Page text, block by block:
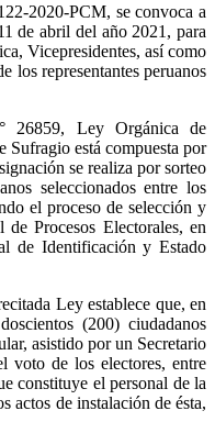
2020-PCM, se convoca a
de abril del año 2021, para
Vicepresidentes, así como
los representantes peruanos
Ley Orgánica de
Sufragio está compuesta por
se realiza por sorteo
seleccionados entre los
el proceso de selección y
Procesos Electorales, en
de Identificación y Estado
Ley establece que, en
(200) ciudadanos
asistido por un Secretario
voto de los electores, entre
constituye el personal de la
actos de instalación de ésta,